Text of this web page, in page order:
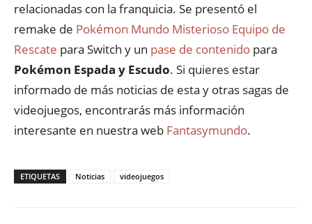
relacionadas con la franquicia. Se presentó el
remake de Pokémon Mundo Misterioso Equipo de
Rescate para Switch y un pase de contenido para
Pokémon Espada y Escudo. Si quieres estar
informado de más noticias de esta y otras sagas de
videojuegos, encontrarás más información
interesante en nuestra web Fantasymundo.
ETIQUETAS Noticias videojuegos